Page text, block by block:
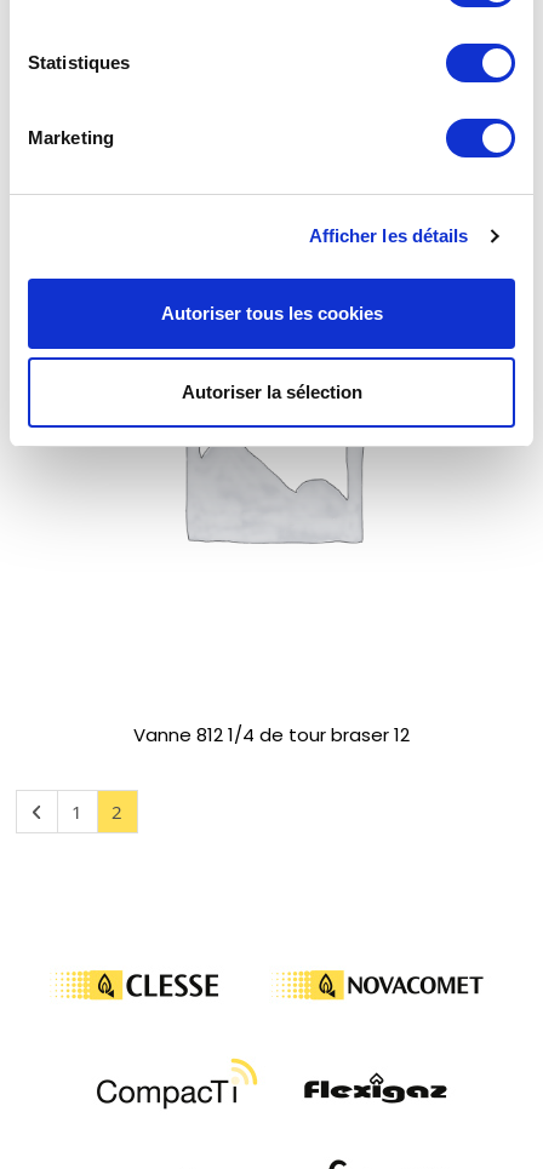
Statistiques
Marketing
Afficher les détails
Autoriser tous les cookies
Autoriser la sélection
Vanne 812 1/4 de tour braser 12
1 2